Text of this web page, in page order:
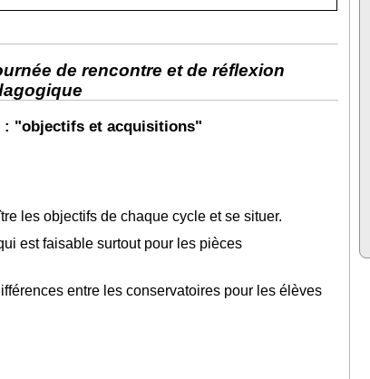
de rencontre et de réflexion
: "objectifs et acquisitions"
les objectifs de chaque cycle et se situer.
est faisable surtout pour les pièces
entre les conservatoires pour les élèves